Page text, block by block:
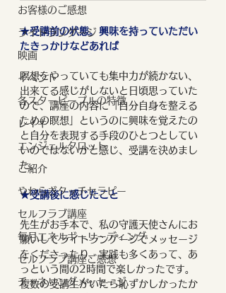
お客様のご感想
ライトランゲージ
映画
イベント
各スターピープルの特徴
レイキ
エンジェルタロット
ご紹介
やわらぎタッチセラピー
セルフラブ講座
毎月エネルギーリーディング
セルフラブ講座ご感想
チャネリングメッセージ
★受講前の状態。興味を持っていただい
たきっかけなどあれば
瞑想をやっていても集中力が続かない、
出来てる感じがしないと日頃思っていた
ので、講座の内容に「自分自身を整える
ための瞑想」というのに興味を覚えたの
と自分を表現する手段のひとつとしてい
いのではないかと感じ、受講を決めまし
た。
★受講後に感じたこと
先生がお手本で、私の守護天使さんにお
願いしてライトランゲージでメッセージ
をくださったり、実践も多くあって、あ
っという間の2時間で楽しかったです。
複数の受講生がいたら恥ずかしかったか